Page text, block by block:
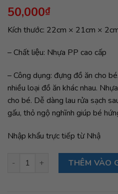
50,000₫
Kích thước: 22cm × 21cm ×
– Chất liệu: Nhựa PP cao cấp
– Công dụng: đựng đồ ăn cho
nhiều loại đồ ăn khác nhau.
cho bé. Dễ dàng lau rửa sạch
gấu, thỏ ngộ nghĩnh giúp bé
Nhập khẩu trực tiếp từ Nhậ
Khay ăn chia 3 ngăn cho bé
THÊM VÀO